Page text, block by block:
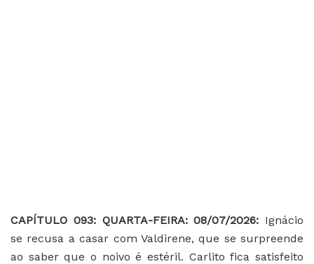
CAPÍTULO 093: QUARTA-FEIRA: 08/07/2026: Ignácio
se recusa a casar com Valdirene, que se surpreende
ao saber que o noivo é estéril. Carlito fica satisfeito